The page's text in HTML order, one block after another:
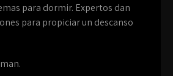
para dormir. Expertos dan
para propiciar un descanso